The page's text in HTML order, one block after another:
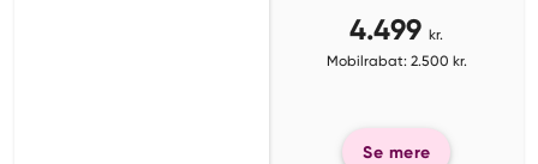
4.499 kr.
Mobilrabat: 2.500 kr.
Se mere